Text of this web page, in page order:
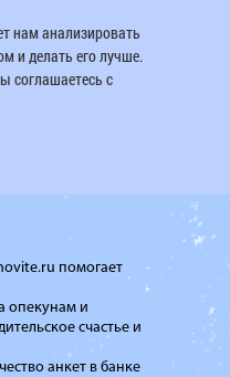
помогает
опекунам и
счастье и
анкет в банке
нам анализировать
и делать его лучше.
соглашаетесь с